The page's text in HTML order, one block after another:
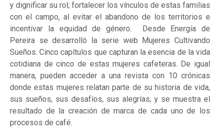
y dignificar su rol; fortalecer los vínculos de estas familias
con el campo, al evitar el abandono de los territorios e
incentivar la equidad de género. Desde Energía de
Pereira se desarrolló la serie web Mujeres Cultivando
Sueños. Cinco capítulos que capturan la esencia de la vida
cotidiana de cinco de estas mujeres cafeteras. De igual
manera, pueden acceder a una revista con 10 crónicas
donde estas mujeres relatan parte de su historia de vida,
sus sueños, sus desafíos, sus alegrías; y se muestra el
resultado de la creación de marca de cada uno de los
procesos de café.